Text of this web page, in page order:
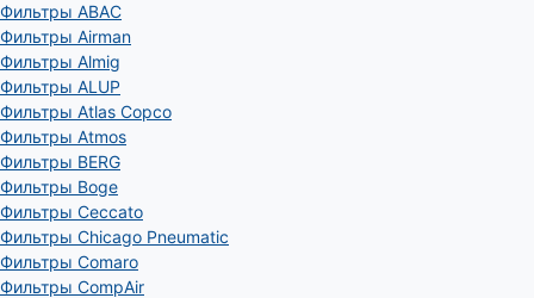
Фильтры ABAC
Фильтры Airman
Фильтры Almig
Фильтры ALUP
Фильтры Atlas Copco
Фильтры Atmos
Фильтры BERG
Фильтры Boge
Фильтры Ceccato
Фильтры Chicago Pneumatic
Фильтры Comaro
Фильтры CompAir